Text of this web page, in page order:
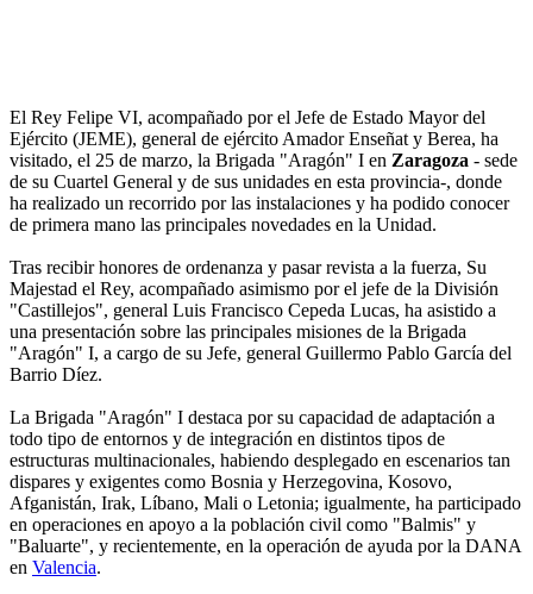
El Rey Felipe VI, acompañado por el Jefe de Estado Mayor del
Ejército (JEME), general de ejército Amador Enseñat y Berea, ha
visitado, el 25 de marzo, la Brigada "Aragón" I en Zaragoza - sede
de su Cuartel General y de sus unidades en esta provincia-, donde
ha realizado un recorrido por las instalaciones y ha podido conocer
de primera mano las principales novedades en la Unidad.
Tras recibir honores de ordenanza y pasar revista a la fuerza, Su
Majestad el Rey, acompañado asimismo por el jefe de la División
"Castillejos", general Luis Francisco Cepeda Lucas, ha asistido a
una presentación sobre las principales misiones de la Brigada
"Aragón" I, a cargo de su Jefe, general Guillermo Pablo García del
Barrio Díez.
La Brigada "Aragón" I destaca por su capacidad de adaptación a
todo tipo de entornos y de integración en distintos tipos de
estructuras multinacionales, habiendo desplegado en escenarios tan
dispares y exigentes como Bosnia y Herzegovina, Kosovo,
Afganistán, Irak, Líbano, Mali o Letonia; igualmente, ha participado
en operaciones en apoyo a la población civil como "Balmis" y
"Baluarte", y recientemente, en la operación de ayuda por la DANA
en Valencia.